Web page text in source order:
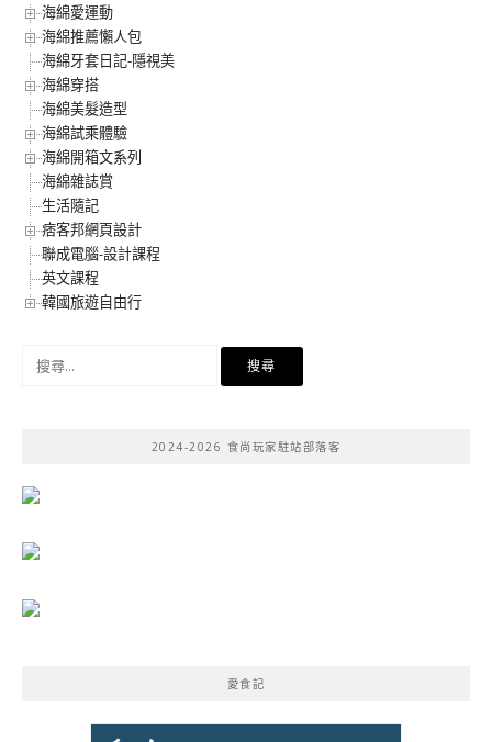
海綿愛運動
海綿推薦懶人包
海綿牙套日記-隱視美
海綿穿搭
海綿美髮造型
海綿試乘體驗
海綿開箱文系列
海綿雜誌賞
生活隨記
痞客邦網頁設計
聯成電腦-設計課程
英文課程
韓國旅遊自由行
2024-2026 食尚玩家駐站部落客
愛食記